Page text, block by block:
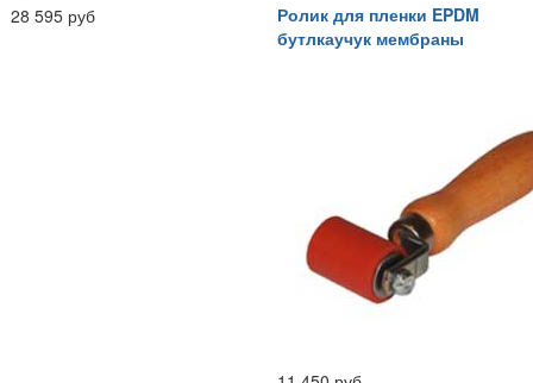
28 595 руб
Ролик для пленки EPDM
бутлкаучук мембраны